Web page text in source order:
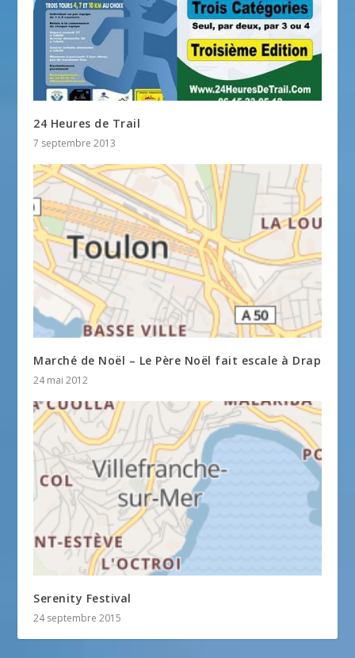
24 Heures de Trail
7 septembre 2013
Marché de Noël – Le Père Noël fait escale à Drap
24 mai 2012
Serenity Festival
24 septembre 2015